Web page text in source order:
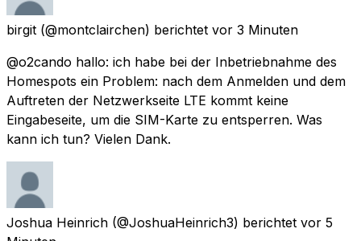
birgit (@montclairchen) berichtet vor 3 Minuten
@o2cando hallo: ich habe bei der Inbetriebnahme des
Homespots ein Problem: nach dem Anmelden und dem
Auftreten der Netzwerkseite LTE kommt keine
Eingabeseite, um die SIM-Karte zu entsperren. Was
kann ich tun? Vielen Dank.
Joshua Heinrich (@JoshuaHeinrich3) berichtet vor 5